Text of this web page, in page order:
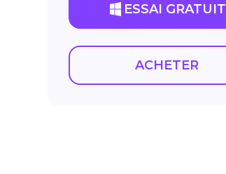
ESSAI GRATUIT
ACHETER